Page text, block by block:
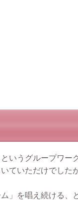
いうグループワー
ていただけでした
」を唱え続ける、